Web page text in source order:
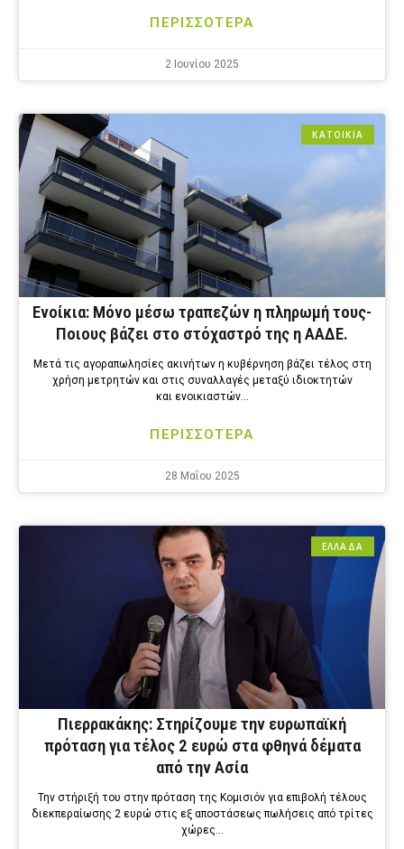
ΠΕΡΙΣΣΟΤΕΡΑ
2 Ιουνίου 2025
ΚΑΤΟΙΚΙΑ
Ενοίκια: Μόνο μέσω τραπεζών η πληρωμή τους-
Ποιους βάζει στο στόχαστρό της η ΑΑΔΕ.
Μετά τις αγοραπωλησίες ακινήτων η κυβέρνηση βάζει τέλος στη
χρήση μετρητών και στις συναλλαγές μεταξύ ιδιοκτητών
και ενοικιαστών…
ΠΕΡΙΣΣΟΤΕΡΑ
28 Μαΐου 2025
ΕΛΛΑΔΑ
Πιερρακάκης: Στηρίζουμε την ευρωπαϊκή
πρόταση για τέλος 2 ευρώ στα φθηνά δέματα
από την Ασία
Την στήριξή του στην πρόταση της Κομισιόν για επιβολή τέλους
διεκπεραίωσης 2 ευρώ στις εξ αποστάσεως πωλήσεις από τρίτες
χώρες…